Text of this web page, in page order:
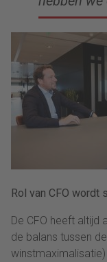
Rol van CFO wordt
De CFO heeft altijd
de balans tussen